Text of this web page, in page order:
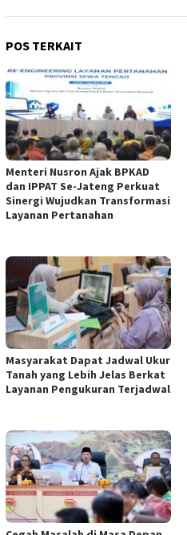
POS TERKAIT
Menteri Nusron Ajak BPKAD
dan IPPAT Se-Jateng Perkuat
Sinergi Wujudkan Transformasi
Layanan Pertanahan
‎Masyarakat Dapat Jadwal Ukur
Tanah yang Lebih Jelas Berkat
Layanan Pengukuran Terjadwal